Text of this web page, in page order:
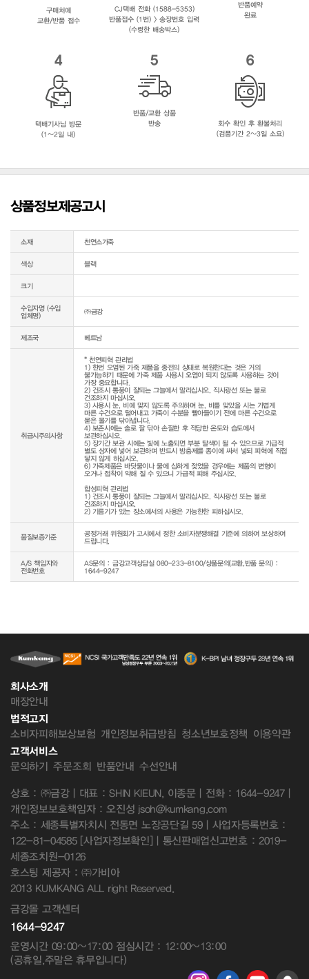
구매처에
교환/반품 접수
CJ택배 전화 (1588-5353)
반품접수 (1번) > 송장번호 입력
(수령한 배송박스)
반품예약
완료
4
택배기사님 방문
(1~2일 내)
5
반품/교환 상품
반송
6
회수 확인 후 환불처리
(검품기간 2~3일 소요)
상품정보제공고시
소재 천연소가죽
색상 블랙
크기
수입자명 (수입
업체명)
㈜금강
제조국 베트남
취급시주의사항
* 천연피혁 관리법
1) 한번 오염된 가죽 제품을 종전의 상태로 복원한다는 것은 거의
불가능하기 때문에 가죽 제품 사용시 오염이 되지 않도록 사용하는 것이
가장 중요합니다.
2) 건조시 통풍이 잘되는 그늘에서 말리십시오. 직사광선 또는 불로
건조하지 마십시오.
3) 사용시 눈, 비에 맞지 않도록 주의하며 눈, 비를 맞았을 시는 가볍게
마른 수건으로 털어내고 가죽이 수분을 빨아들이기 전에 마른 수건으로
묻은 물기를 닦아냅니다.
4) 보존시에는 솔로 잘 닦아 손질한 후 적당한 온도와 습도에서
보관하십시오.
5) 장기간 보관 시에는 빛에 노출되면 부분 탈색이 될 수 있으므로 가급적
별도 상자에 넣어 보관하며 반드시 방충제를 종이에 싸서 넣되 피혁에 직접
닿지 않게 하십시오.
6) 가죽제품은 바닷물이나 물에 심하게 젖었을 경우에는 제품의 변형이
오거나 접착이 약해 질 수 있으니 가급적 피해 주십시오.
합성피혁 관리법
1) 건조시 통풍이 잘되는 그늘에서 말리십시오. 직사광선 또는 불로
건조하지 마십시오.
2) 기름기가 있는 장소에서의 사용은 가능한한 피하십시오.
품질보증기준
공정거래 위원회가 고시에서 정한 소비자분쟁해결 기준에 의하여 보상하여
드립니다.
A/S 책임자와
전화번호
AS문의 : 금강고객상담실 080-233-8100/상품문의(교환,반품 문의) :
1644-9247
회사소개
매장안내
법적고지
소비자피해보상보험 개인정보취급방침 청소년보호정책 이용약관
고객서비스
문의하기 주문조회 반품안내 수선안내
상호 : ㈜금강 | 대표 : SHIN KIEUN, 이종문 | 전화 : 1644-9247 |
개인정보보호책임자 : 오진성 jsoh@kumkang.com
주소 : 세종특별자치시 전동면 노장공단길 59 | 사업자등록번호 :
122-81-04585 [사업자정보확인] | 통신판매업신고번호 : 2019-
세종조치원-0126
호스팅 제공자 : ㈜가비아
2013 KUMKANG ALL right Reserved.
금강몰 고객센터
1644-9247
운영시간 09:00~17:00 점심시간 : 12:00~13:00
(공휴일,주말은 휴무입니다)